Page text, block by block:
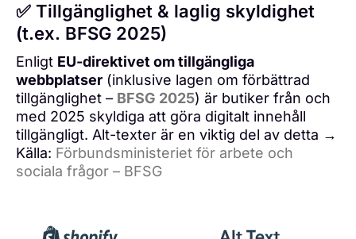
✅ Tillgänglighet & laglig skyldighet
(t.ex. BFSG 2025)
Enligt EU-direktivet om tillgängliga
webbplatser (inklusive lagen om förbättrad
tillgänglighet – BFSG 2025) är butiker från och
med 2025 skyldiga att göra digitalt innehåll
tillgängligt. Alt-texter är en viktig del av detta →
Källa: Förbundsministeriet för arbete och
sociala frågor – BFSG